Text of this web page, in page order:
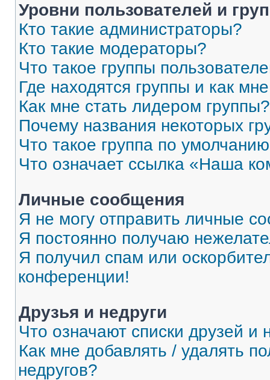
Уровни пользователей и
Кто такие администраторы?
Кто такие модераторы?
Что такое группы
Где находятся группы и как
Как мне стать лидером группы?
Почему названия некоторых
Что такое группа по
Что означает ссылка «Наша
Личные сообщения
Я не могу отправить личные
Я постоянно получаю
Я получил спам или
конференции!
Друзья и недруги
Что означают списки друзей и
Как мне добавлять / удалять
недругов?